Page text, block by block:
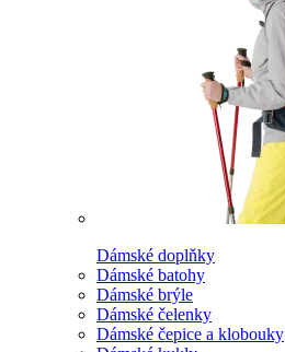
Dámské doplňky
Dámské batohy
Dámské brýle
Dámské čelenky
Dámské čepice a klobouky